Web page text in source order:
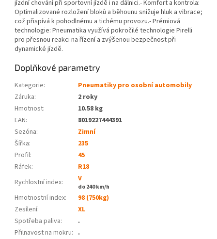
jízdní chování při sportovní jízdě i na dálnici.- Komfort a kontrola:
Optimalizované rozložení bloků a běhounu snižuje hluk a vibrace;
což přispívá k pohodlnému a tichému provozu.- Prémiová
technologie: Pneumatika využívá pokročilé technologie Pirelli
pro přesnou reakci na řízení a zvýšenou bezpečnost při
dynamické jízdě.
Doplňkové parametry
Kategorie:
Pneumatiky pro osobní automobily
Záruka:
2 roky
Hmotnost:
10.58 kg
EAN:
8019227444391
Sezóna:
Zimní
Šířka:
235
Profil:
45
Ráfek:
R18
Rychlostní index:
V
do 240 km/h
Hmotnostní index:
98 (750kg)
Zesílení:
XL
Spotřeba paliva:
.
Přilnavost na mokru: .